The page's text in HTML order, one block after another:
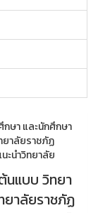
กษา และนักศึกษา
ยาลัยราชภัฏ
ะนำวิทยาลัย
นแบบ วิทยา
ยาลัยราชภัฏ